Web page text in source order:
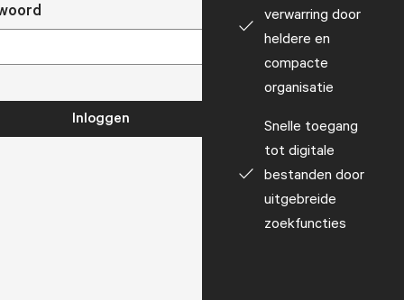
Inloggen
verwarring door
heldere en
compacte
organisatie
Snelle toegang
tot digitale
bestanden door
uitgebreide
zoekfuncties